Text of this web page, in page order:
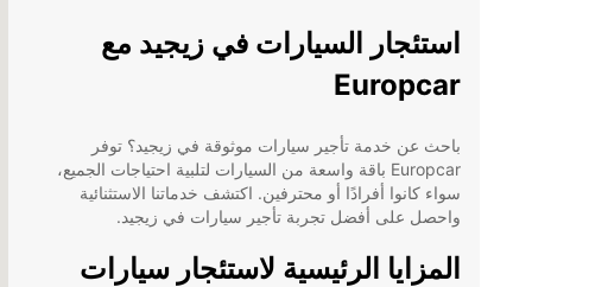
استئجار السيارات في زيجيد مع
Europcar
باحث عن خدمة تأجير سيارات موثوقة في زيجيد؟ توفر
Europcar باقة واسعة من السيارات لتلبية احتياجات الجميع،
سواء كانوا أفرادًا أو محترفين. اكتشف خدماتنا الاستثنائية
واحصل على أفضل تجربة تأجير سيارات في زيجيد.
المزايا الرئيسية لاستئجار سيارات